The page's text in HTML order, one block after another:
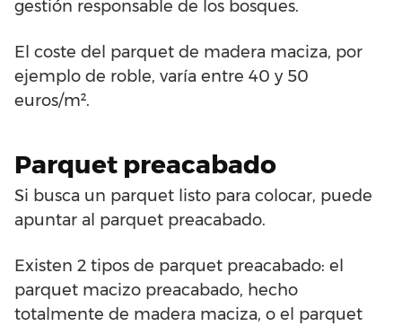
gestión responsable de los bosques.
El coste del parquet de madera maciza, por
ejemplo de roble, varía entre 40 y 50
euros/m².
Parquet preacabado
Si busca un parquet listo para colocar, puede
apuntar al parquet preacabado.
Existen 2 tipos de parquet preacabado: el
parquet macizo preacabado, hecho
totalmente de madera maciza, o el parquet